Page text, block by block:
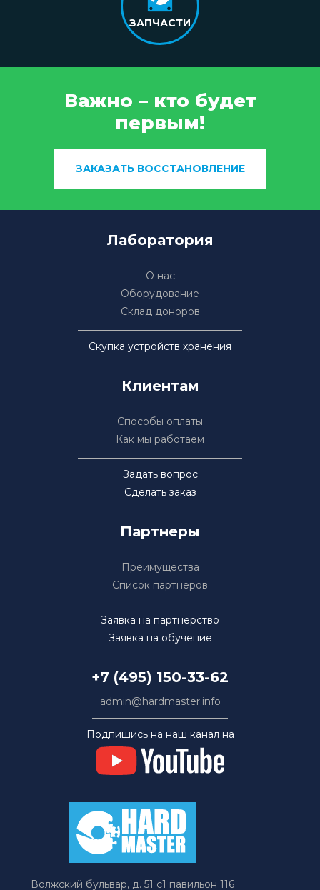
ЗАПЧАСТИ
Важно – кто будет
первым!
ЗАКАЗАТЬ ВОССТАНОВЛЕНИЕ
Лаборатория
О нас
Оборудование
Склад доноров
Скупка устройств хранения
Клиентам
Способы оплаты
Как мы работаем
Задать вопрос
Сделать заказ
Партнеры
Преимущества
Список партнёров
Заявка на партнерство
Заявка на обучение
+7 (495) 150-33-62
admin@hardmaster.info
Подпишись на наш канал на
Волжский бульвар, д. 51 с1 павильон 116